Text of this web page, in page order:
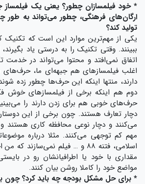
* خود فیلمسازان چطور؟ یعنی یک فیلمساز
ارگان‌های فرهنگی، چطور می‌تواند به طور
تولید کند؟
یکی از مهم‌ترین موارد این است که تکنیک
ببینند. وقتی تکنیک را به درستی یاد
اتفاق نمی‌افتد و محتوا می‌تواند در خدمت
اغلب فیلمسازهای هم جبهه‌ای ما، حرف‌های
دارند، منتها اینکه این حرف‌ها چطور زده
دوم هم اینکه برخی از فیلمسازهای
حرف‌های خوبی هم برای زدن دارند را
دچار تعارف هستند. چون برخی از این
می‌کنند و دچار نوعی محافظه کاری هستند
مهم کم توجهی می‌کنند. مثلا درباره
اسلامی، فتنه ۸۸ و … فیلم
مقداری با خود یا اطرافیانشان رو در
مواضع خود را کاملا روشن بیان کنند.
* برای حل مشکل بودجه چه باید کرد؟ چون